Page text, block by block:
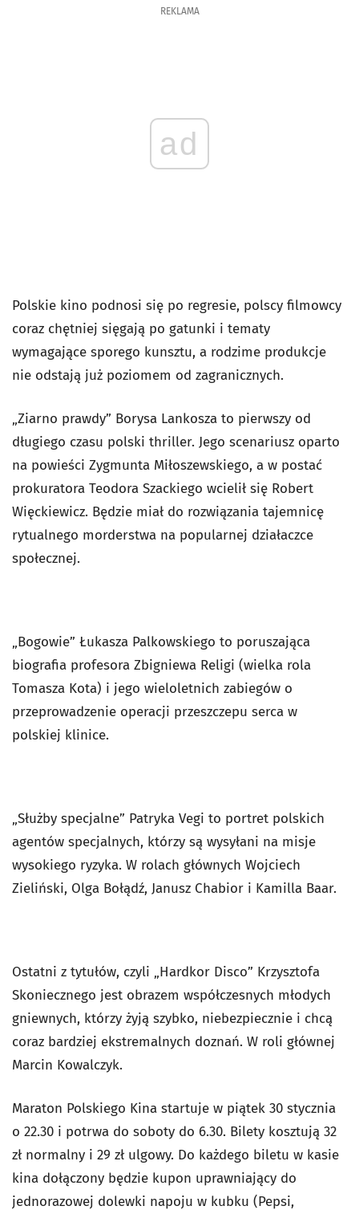
REKLAMA
ad
Polskie kino podnosi się po regresie, polscy filmowcy
coraz chętniej sięgają po gatunki i tematy
wymagające sporego kunsztu, a rodzime produkcje
nie odstają już poziomem od zagranicznych.
„Ziarno prawdy” Borysa Lankosza to pierwszy od
długiego czasu polski thriller. Jego scenariusz oparto
na powieści Zygmunta Miłoszewskiego, a w postać
prokuratora Teodora Szackiego wcielił się Robert
Więckiewicz. Będzie miał do rozwiązania tajemnicę
rytualnego morderstwa na popularnej działaczce
społecznej.
„Bogowie” Łukasza Palkowskiego to poruszająca
biografia profesora Zbigniewa Religi (wielka rola
Tomasza Kota) i jego wieloletnich zabiegów o
przeprowadzenie operacji przeszczepu serca w
polskiej klinice.
„Służby specjalne” Patryka Vegi to portret polskich
agentów specjalnych, którzy są wysyłani na misje
wysokiego ryzyka. W rolach głównych Wojciech
Zieliński, Olga Bołądź, Janusz Chabior i Kamilla Baar.
Ostatni z tytułów, czyli „Hardkor Disco” Krzysztofa
Skoniecznego jest obrazem współczesnych młodych
gniewnych, którzy żyją szybko, niebezpiecznie i chcą
coraz bardziej ekstremalnych doznań. W roli głównej
Marcin Kowalczyk.
Maraton Polskiego Kina startuje w piątek 30 stycznia
o 22.30 i potrwa do soboty do 6.30. Bilety kosztują 32
zł normalny i 29 zł ulgowy. Do każdego biletu w kasie
kina dołączony będzie kupon uprawniający do
jednorazowej dolewki napoju w kubku (Pepsi,